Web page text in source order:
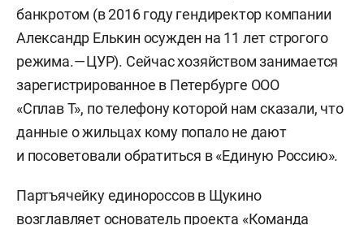
банкротом (в 2016 году гендиректор компании
Александр Елькин осужден на 11 лет строгого
режима. — ЦУР). Сейчас хозяйством занимается
зарегистрированное в Петербурге ООО
«Сплав Т», по телефону которой нам сказали, что
данные о жильцах кому попало не дают
и посоветовали обратиться в «Единую Россию».
Партъячейку единороссов в Щукино
возглавляет основатель проекта «Команда